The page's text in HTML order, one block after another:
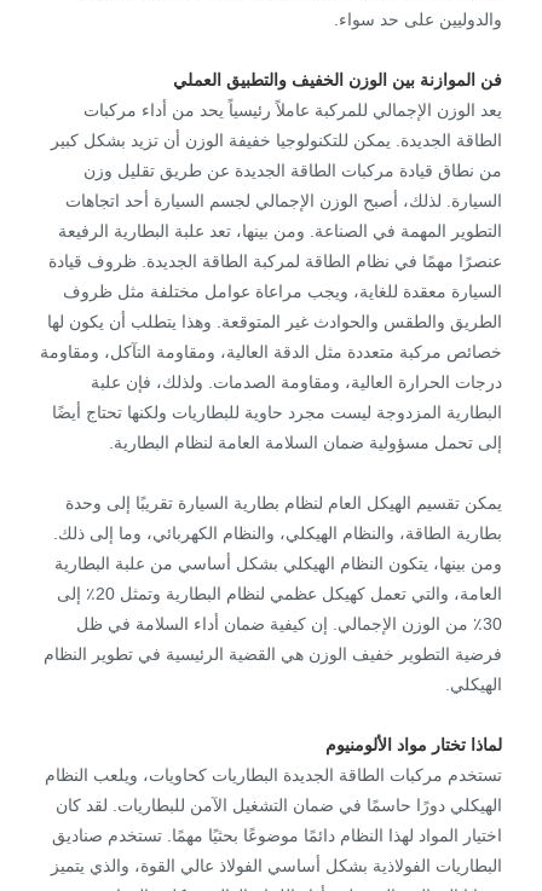
والدوليين على حد سواء.
فن الموازنة بين الوزن الخفيف والتطبيق العملي
يعد الوزن الإجمالي للمركبة عاملاً رئيسياً يحد من أداء مركبات
الطاقة الجديدة. يمكن للتكنولوجيا خفيفة الوزن أن تزيد بشكل كبير
من نطاق قيادة مركبات الطاقة الجديدة عن طريق تقليل وزن
السيارة. لذلك، أصبح الوزن الإجمالي لجسم السيارة أحد اتجاهات
التطوير المهمة في الصناعة. ومن بينها، تعد علبة البطارية الرفيعة
عنصرًا مهمًا في نظام الطاقة لمركبة الطاقة الجديدة. ظروف قيادة
السيارة معقدة للغاية، ويجب مراعاة عوامل مختلفة مثل ظروف
الطريق والطقس والحوادث غير المتوقعة. وهذا يتطلب أن يكون لها
خصائص مركبة متعددة مثل الدقة العالية، ومقاومة التآكل، ومقاومة
درجات الحرارة العالية، ومقاومة الصدمات. ولذلك، فإن علبة
البطارية المزدوجة ليست مجرد حاوية للبطاريات ولكنها تحتاج أيضًا
إلى تحمل مسؤولية ضمان السلامة العامة لنظام البطارية.
يمكن تقسيم الهيكل العام لنظام بطارية السيارة تقريبًا إلى وحدة
بطارية الطاقة، والنظام الهيكلي، والنظام الكهربائي، وما إلى ذلك.
ومن بينها، يتكون النظام الهيكلي بشكل أساسي من علبة البطارية
العامة، والتي تعمل كهيكل عظمي لنظام البطارية وتمثل 20٪ إلى
30٪ من الوزن الإجمالي. إن كيفية ضمان أداء السلامة في ظل
فرضية التطوير خفيف الوزن هي القضية الرئيسية في تطوير النظام
الهيكلي.
لماذا تختار مواد الألومنيوم
تستخدم مركبات الطاقة الجديدة البطاريات كحاويات، ويلعب النظام
الهيكلي دورًا حاسمًا في ضمان التشغيل الآمن للبطاريات. لقد كان
اختيار المواد لهذا النظام دائمًا موضوعًا بحثيًا مهمًا. تستخدم صناديق
البطاريات الفولاذية بشكل أساسي الفولاذ عالي القوة، والذي يتميز